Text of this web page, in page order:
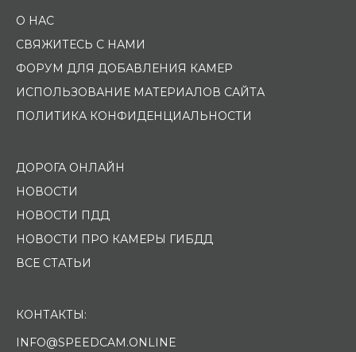
О НАС
СВЯЖИТЕСЬ С НАМИ
ФОРУМ ДЛЯ ДОБАВЛЕНИЯ КАМЕР
ИСПОЛЬЗОВАНИЕ МАТЕРИАЛОВ САЙТА
ПОЛИТИКА КОНФИДЕНЦИАЛЬНОСТИ
ДОРОГА ОНЛАЙН
НОВОСТИ
НОВОСТИ ПДД
НОВОСТИ ПРО КАМЕРЫ ГИБДД
ВСЕ СТАТЬИ
КОНТАКТЫ:
INFO@SPEEDCAM.ONLINE